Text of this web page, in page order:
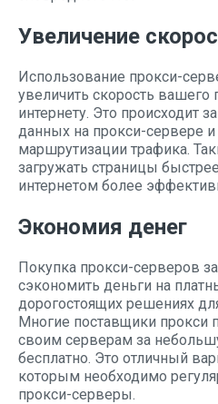
Увеличение
Использование прокси-
увеличить скорость вашего
интернету. Это происходит
данных на прокси-сервере
маршрутизации трафика.
загружать страницы
интернетом более
Экономия денег
Покупка прокси-серверов
сэкономить деньги на
дорогостоящих решениях
Многие поставщики прокси
своим серверам за
бесплатно. Это отличный
которым необходимо
прокси-серверы.